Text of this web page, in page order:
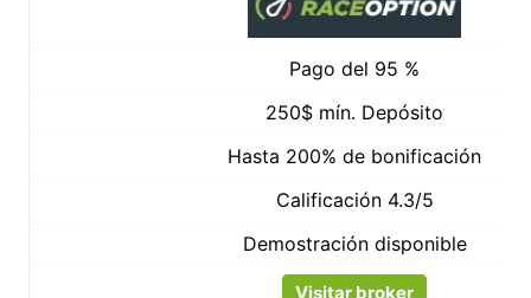
Pago del 95 %
250$ mín. Depósito
Hasta 200% de bonificación
Calificación 4.3/5
Demostración disponible
Visitar broker